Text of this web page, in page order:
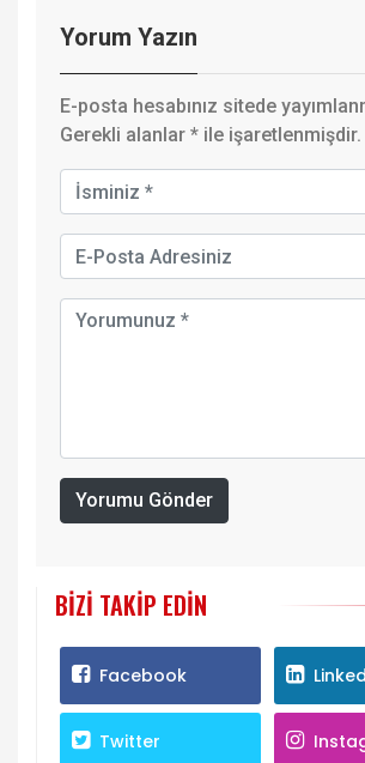
Yorum Yazın
E-posta hesabınız sitede
Gerekli alanlar * ile işaretlenmişdir.
Yorumu Gönder
BIZI TAKIP EDIN
Facebook
Twitter